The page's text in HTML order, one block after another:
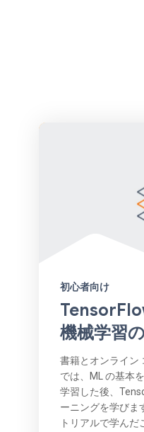
初心者向け
機械学習
書籍とオンライン
では、ML の基本
学習した後、
ーニングを学びま
トリアルで学ん